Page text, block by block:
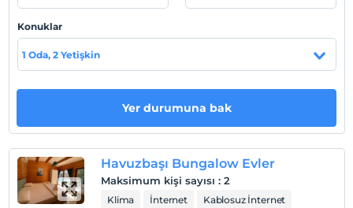
yürüyerek değerlendirenler çam kokularının arasında,
kısa da olsa keyifli bir yolculuk yaşayacaklar.
Dilerseniz belirlenen saatler içerisinde plaj konumuna
yaz sezonunda shuttle servisimizi de ücretsiz
kullanabilirsiniz.
ağaçları, özel işlemlerden geçirilmiş, nefes alan bir
özelliğe sahip… Odanızda konaklarken ahşap kokusunun
huzurunu hissedeceksiniz.
Yüksek tavana sahip klimalı bungalov odalarımız
Konuklar
1 Oda, 2 Yetişkin
Yer durumuna bak
Havuzbaşı Bungalow Evler
Maksimum kişi sayısı : 2
Klima İnternet Kablosuz İnternet